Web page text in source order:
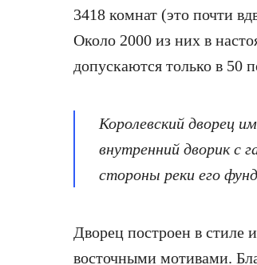
3418 комнат (это почти
Около 2000 из них в
допускаются только в 50
Королевский дворец
внутренний дворик с
стороны реки его
Дворец построен в стиле
восточными мотивами.